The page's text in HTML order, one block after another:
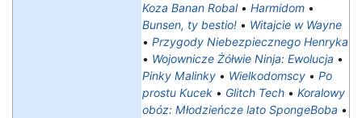
Koza Banan Robal• Harmidom •
Bunsen, ty bestio! • Witajcie w Wayne
• Przygody Niebezpiecznego Henryka
• Wojownicze Żółwie Ninja: Ewolucja •
Pinky Malinky • Wielkodomscy • Po
prostu Kucek • Glitch Tech • Koralowy
obóz: Młodzieńcze lato SpongeBoba •